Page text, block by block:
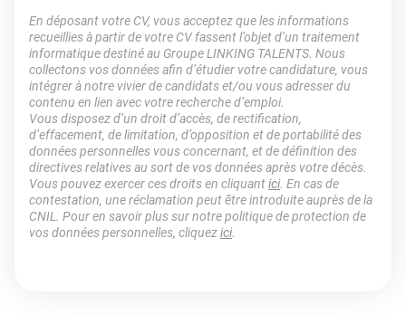
En déposant votre CV, vous acceptez que les informations
recueillies à partir de votre CV fassent l’objet d’un traitement
informatique destiné au Groupe LINKING TALENTS. Nous
collectons vos données afin d’étudier votre candidature, vous
intégrer à notre vivier de candidats et/ou vous adresser du
contenu en lien avec votre recherche d’emploi.
Vous disposez d’un droit d’accès, de rectification,
d’effacement, de limitation, d’opposition et de portabilité des
données personnelles vous concernant, et de définition des
directives relatives au sort de vos données après votre décès.
Vous pouvez exercer ces droits en cliquantici. En cas de
contestation, une réclamation peut être introduite auprès de la
CNIL. Pour en savoir plus sur notre politique de protection de
vos données personnelles, cliquezici.